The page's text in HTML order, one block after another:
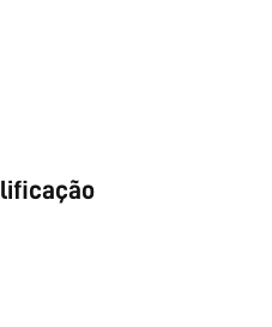
de
a novos
Nossos
garantindo